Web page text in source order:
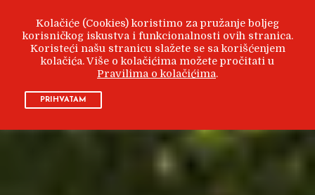
Kolačiće (Cookies) koristimo za pružanje boljeg
korisničkog iskustva i funkcionalnosti ovih stranica.
Koristeći našu stranicu slažete se sa korišćenjem
kolačića. Više o kolačićima možete pročitati u
Pravilima o kolačićima.
PRIHVATAM